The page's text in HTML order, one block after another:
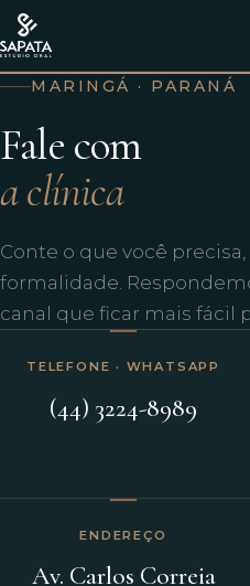
MARINGÁ · PARANÁ
Fale com
a clínica
Conte o que você
formalidade.
canal que ficar mais fácil
TELEFONE · WHATSAPP
(44) 3224-8989
ENDEREÇO
Av. Carlos Correia